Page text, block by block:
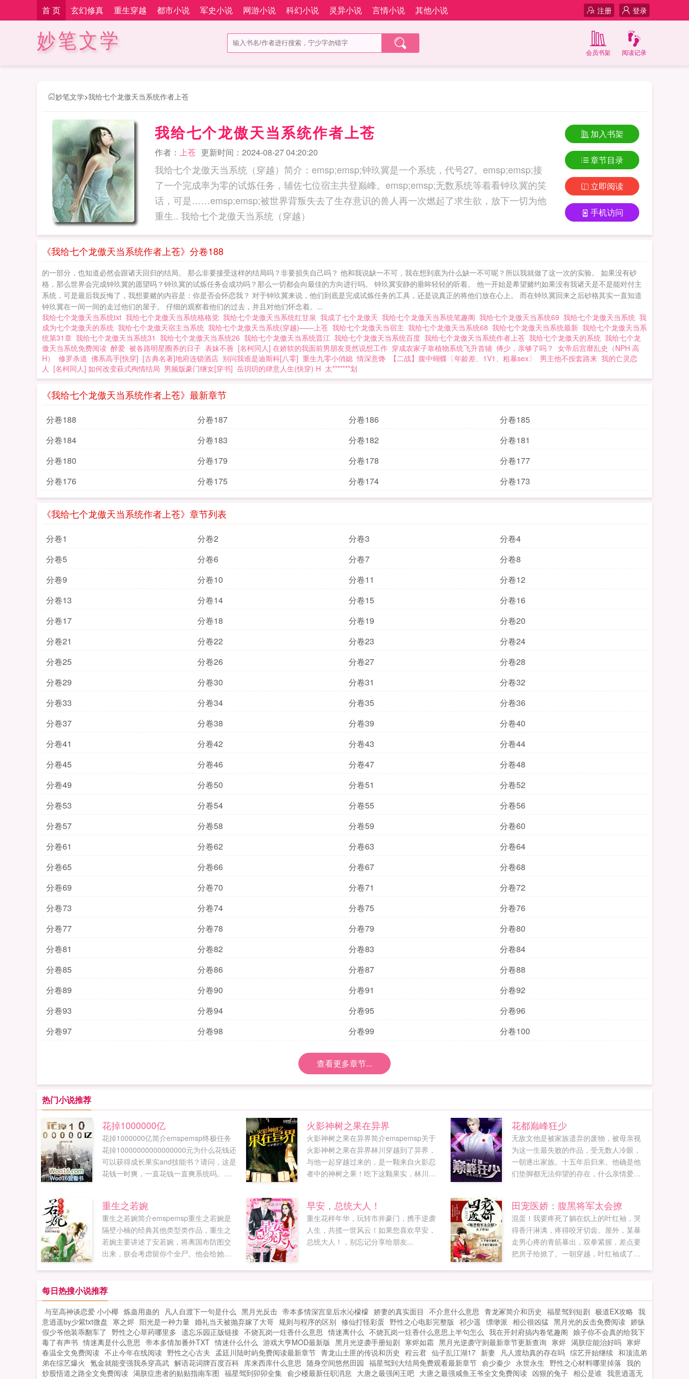
首 页 玄幻修真 重生穿越 都市小说 军史小说 网游小说 科幻小说 灵异小说 言情小说 其他小说 登录
注册
妙笔文学 阅读记录
会员书架
妙笔文学>我给七个龙傲天当系统作者上苍
我给七个龙傲天当系统作者上苍
作者： 上苍 更新时间：2024-08-27 04:20:20
我给七个龙傲天当系统（穿越）简介：emsp;emsp;钟玖冀是一个系统，代号27。emsp;emsp;接
了一个完成率为零的试炼任务，辅佐七位宿主共登巅峰。emsp;emsp;无数系统等着看钟玖冀的笑
话，可是……emsp;emsp;被世界背叛失去了生存意识的兽人再一次燃起了求生欲，放下一切为他
重生.. 我给七个龙傲天当系统（穿越）
加入书架
章节目录
立即阅读
手机访问
《我给七个龙傲天当系统作者上苍》分卷188
的一部分，也知道必然会跟诸天回归的结局。 那么非要接受这样的结局吗？非要损失自己吗？ 他和我说缺一不可，我在想到底为什么缺一不可呢？所以我就做了这一次的实验。 如果没有砂
格，那么世界会完成钟玖冀的愿望吗？钟玖冀的试炼任务会成功吗？那么一切都会向最佳的方向进行吗。 钟玖冀安静的垂眸轻轻的听着。 他一开始是希望赌约如果没有我诸天是不是能对付主
系统，可是最后我反悔了，我想要赌的内容是：你是否会怀恋我？ 对于钟玖冀来说，他们到底是完成试炼任务的工具，还是说真正的将他们放在心上。 而在钟玖冀回来之后砂格其实一直知道
钟玖冀在一间一间的走过他们的屋子。 仔细的观察着他们的过去，并且对他们怀念着。...
我给七个龙傲天当系统txt 我给七个龙傲天当系统格格党 我给七个龙傲天当系统红甘泉 我成了七个龙傲天 我给七个龙傲天当系统笔趣阁 我给七个龙傲天当系统69 我给七个龙傲天当系统 我
成为七个龙傲天的系统 我给七个龙傲天宿主当系统 我给七个龙傲天当系统(穿越)——上苍 我给七个龙傲天当宿主 我给七个龙傲天当系统68 我给七个龙傲天当系统最新 我给七个龙傲天当系
统第31章 我给七个龙傲天当系统31 我给七个龙傲天当系统26 我给七个龙傲天当系统晋江 我给七个龙傲天当系统百度 我给七个龙傲天当系统作者上苍 我给七个龙傲天的系统 我给七个龙
傲天当系统免费阅读 醉爱 被各路明星圈养的日子 表妹不善 [名柯同人] 在娇软的我面前男朋友竟然说想工作 穿成农家子靠植物系统飞升首辅 傅少，亲够了吗？ 女帝后宫靡乱史（NPH 高
H）
修罗杀道 佛系高手[快穿] [古典名著]地府连锁酒店 别问我谁是迪斯科[八零] 重生九零小俏媳 情深意馋 【二战】腹中蝴蝶〔年龄差、1V1、粗暴sex〕 男主他不按套路来 我的亡灵恋
人 [名柯同人] 如何改变萩式殉情结局 男频版豪门继女[穿书] 岳玥玥的肆意人生(快穿) H 太*******划
《我给七个龙傲天当系统作者上苍》最新章节
分卷188 分卷187 分卷186
分卷185
分卷184
分卷183 分卷182
分卷181
分卷180
分卷179 分卷178
分卷177
分卷176
分卷175 分卷174 分卷173
《我给七个龙傲天当系统作者上苍》章节列表
分卷1 分卷2 分卷3
分卷4
分卷5
分卷6 分卷7
分卷8
分卷9
分卷10 分卷11
分卷12
分卷13
分卷14 分卷15
分卷16
分卷17
分卷18 分卷19
分卷20
分卷21
分卷22 分卷23
分卷24
分卷25
分卷26 分卷27
分卷28
分卷29
分卷30 分卷31
分卷32
分卷33
分卷34 分卷35
分卷36
分卷37
分卷38 分卷39
分卷40
分卷41
分卷42 分卷43
分卷44
分卷45
分卷46 分卷47
分卷48
分卷49
分卷50 分卷51
分卷52
分卷53
分卷54 分卷55
分卷56
分卷57
分卷58 分卷59
分卷60
分卷61
分卷62 分卷63
分卷64
分卷65
分卷66 分卷67
分卷68
分卷69
分卷70 分卷71
分卷72
分卷73
分卷74 分卷75
分卷76
分卷77
分卷78 分卷79
分卷80
分卷81
分卷82 分卷83
分卷84
分卷85
分卷86 分卷87
分卷88
分卷89
分卷90 分卷91
分卷92
分卷93
分卷94 分卷95
分卷96
分卷97
分卷98 分卷99 分卷100
查看更多章节...
热门小说推荐
花掉1000000亿
花掉1000000亿简介emspemsp终极任务
花掉10000000000000000元为什么花钱还
可以获得成长果实and技能书？请问，这是
花钱一时爽，一直花钱一直爽系统吗。抛
火影神树之果在异界
火影神树之果在异界简介emspemsp关于
火影神树之果在异界林川穿越到了异界，
与他一起穿越过来的，是一颗来自火影忍
者中的神树之果！吃下这颗果实，林川就
你，我还有写轮眼，写轮眼不行还有轮回
眼，实在没办法了还有转生眼和轮回写轮
眼！对，总有一款适合你的眼睛！书友群
513938823...
花都巅峰狂少
无敌文他是被家族遗弃的废物，被母亲视
为这一生最失败的作品，受无数人冷眼，
一朝逐出家族。十五年后归来。他确是他
们垫脚都无法仰望的存在，什么亲情爱
绎他的传奇人生。...
重生之若婉
重生之若婉简介emspemsp重生之若婉是
隔壁小楠的经典其他类型类作品，重生之
若婉主要讲述了安若婉，将离国布防图交
出来，朕会考虑留你个全尸。他会给她隔
早安，总统大人！
重生花样年华，玩转市井豪门，携手逆袭
人生，共揽一世风云！如果您喜欢早安，
总统大人！，别忘记分享给朋友...
田宠医娇：腹黑将军太会撩
混蛋！我要疼死了躺在炕上的叶红袖，哭
得香汗淋漓，疼得咬牙切齿。屋外，某暴
走男心疼的青筋暴出，双拳紧握，差点要
把房子给掀了。一朝穿越，叶红袖成了赤
下，某腹黑汉子坐不住了，我早就相中的
小媳妇怎么能让别人拐了，于是计计连
环，撩得叶红袖心驰荡漾，心甘情愿为他
生娃娃。（一对一，爽文，甜宠文，欢迎
入坑）如果您喜欢田宠医娇腹黑将军太会
撩，别忘记分享给朋友...
每日热搜小说推荐
与至高神谈恋爱 小小椰 炼蛊用蛊的 凡人自渡下一句是什么 黑月光反击 帝本多情深宫皇后水沁檬檬 娇妻的真实面目 不介意什么意思 青龙冢简介和历史 福星驾到短剧 极道EX攻略 我
意逍遥by少紫txt微盘 寒之烬 阳光是一种力量 婚礼当天被抛弃嫁了大哥 规则与程序的区别 修仙打怪彩蛋 野性之心电影完整版 祁少遥 缥缈派 相公很凶猛 黑月光的反击免费阅读 娇纵
假少爷他装乖翻车了
野性之心草药哪里多 遗忘乐园正版链接 不烧瓦岗一炷香什么意思 情迷离什么 不烧瓦岗一炷香什么意思上半句怎么 我在开封府搞内卷笔趣阁 娘子你不会真的给我下
毒了有声书 情迷离是什么意思 帝本多情加番外TXT 情迷什么什么 游戏大亨MOD最新版 黑月光逆袭手册短剧 寒烬如霜 黑月光逆袭守则最新章节更新查询 寒烬 渴肤症能治好吗 寒烬
春温全文免费阅读 不止今年在线阅读 野性之心古夫 孟廷川陆时屿免费阅读最新章节 青龙山土匪的传说和历史 程云君 仙子乱江湖17 新妻 凡人渡劫真的存在吗 综艺开始继续 和顶流弟
弟在综艺爆火 氪金就能变强我杀穿高武 解语花词牌百度百科 库来西库什么意思 随身空间悠然田园 福星驾到大结局免费观看最新章节 俞少秦少 永世永生 野性之心材料哪里掉落 我的
炒股悟道之路全文免费阅读 渴肤症患者的贴贴指南车图 福星驾到卯卯全集 俞少楼最新任职消息 大唐之最强闲王吧 大唐之最强咸鱼王爷全文免费阅读 凶狠的兔子 相公是谁 我意逍遥无